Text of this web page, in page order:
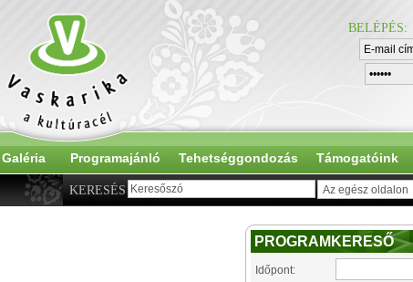
BELÉPÉS:
Galéria Programajánló Tehetséggondozás Támogatóink
KERESÉS
PROGRAMKERESŐ
Időpont: